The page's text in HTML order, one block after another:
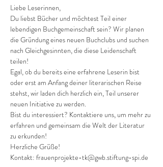
Liebe Leserinnen,
Du liebst Bücher und möchtest Teil einer
lebendigen Buchgemeinschaft sein? Wir planen
die Gründung eines neuen Buchclubs und suchen
nach Gleichgesinnten, die diese Leidenschaft
teilen!
Egal, ob du bereits eine erfahrene Leserin bist
oder erst am Anfang deiner literarischen Reise
stehst, wir laden dich herzlich ein, Teil unserer
neuen Initiative zu werden.
Bist du interessiert? Kontaktiere uns, um mehr zu
erfahren und gemeinsam die Welt der Literatur
zu erkunden!
Herzliche Grüße!
Kontakt: frauenprojekte-tk@gwb.stiftung-spi.de